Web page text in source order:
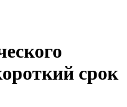
срок